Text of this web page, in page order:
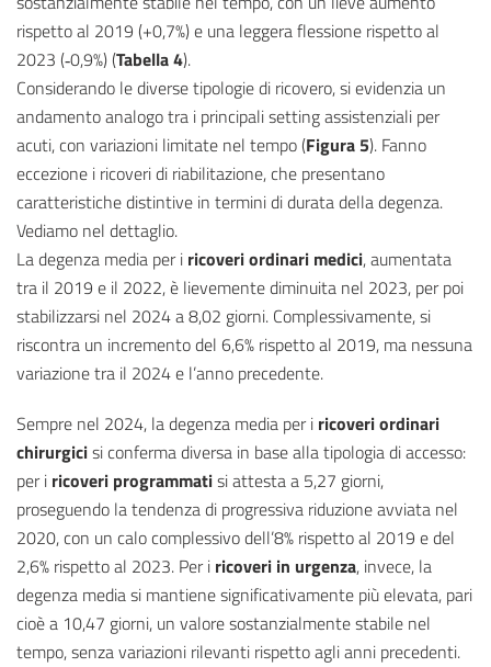
rispetto al 2019 (+0,7%) e una leggera flessione rispetto al
2023 (‑0,9%) (Tabella 4).
Considerando le diverse tipologie di ricovero, si evidenzia un
andamento analogo tra i principali setting assistenziali per
acuti, con variazioni limitate nel tempo (Figura 5). Fanno
eccezione i ricoveri di riabilitazione, che presentano
caratteristiche distintive in termini di durata della degenza.
Vediamo nel dettaglio.
La degenza media per i ricoveri ordinari medici, aumentata
tra il 2019 e il 2022, è lievemente diminuita nel 2023, per poi
stabilizzarsi nel 2024 a 8,02 giorni. Complessivamente, si
riscontra un incremento del 6,6% rispetto al 2019, ma nessuna
variazione tra il 2024 e l’anno precedente.
Sempre nel 2024, la degenza media per i ricoveri ordinari
chirurgicisi conferma diversa in base alla tipologia di accesso:
per i ricoveri programmatisi attesta a 5,27 giorni,
proseguendo la tendenza di progressiva riduzione avviata nel
2020, con un calo complessivo dell’8% rispetto al 2019 e del
2,6% rispetto al 2023. Per i ricoveri in urgenza, invece, la
degenza media si mantiene significativamente più elevata, pari
cioè a 10,47 giorni, un valore sostanzialmente stabile nel
tempo, senza variazioni rilevanti rispetto agli anni precedenti.